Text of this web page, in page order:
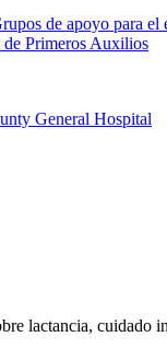
de apoyo para el
Primeros Auxilios
General Hospital
lactancia, cuidado